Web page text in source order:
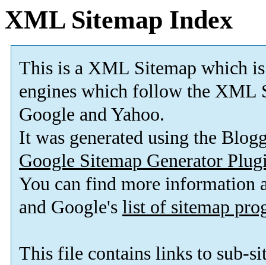
XML Sitemap Index
This is a XML Sitemap which is
engines which follow the XML
Google and Yahoo.
It was generated using the
Google Sitemap Generator
You can find more information
and Google's list of sitemap
This file contains links to sub-